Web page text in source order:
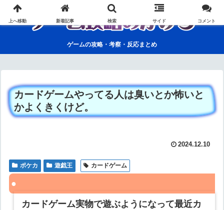
ゲームの攻略・考察・反応まとめ
カードゲームやってる人は臭いとか怖いと
かよくきくけど。
2024.12.10
ポケカ 遊戯王 カードゲーム
カードゲーム実物で遊ぶようになって最近カ
上へ移動 新着記事 検索 サイド コメント